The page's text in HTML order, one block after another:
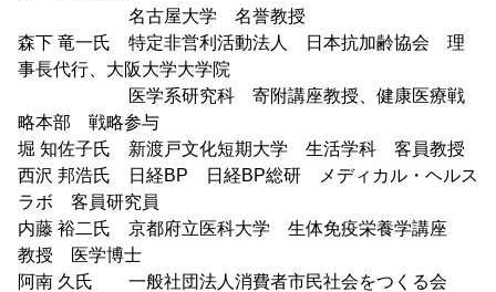
名古屋大学 名誉教授
森下 竜一氏 特定非営利活動法人 日本抗加齢協会 理
事長代行、大阪大学大学院
医学系研究科 寄附講座教授、健康医療戦
略本部 戦略参与
堀 知佐子氏 新渡戸文化短期大学 生活学科 客員教授
西沢 邦浩氏 日経BP 日経BP総研 メディカル・ヘルス
ラボ 客員研究員
内藤 裕二氏 京都府立医科大学 生体免疫栄養学講座
教授 医学博士
阿南 久氏 一般社団法人消費者市民社会をつくる会